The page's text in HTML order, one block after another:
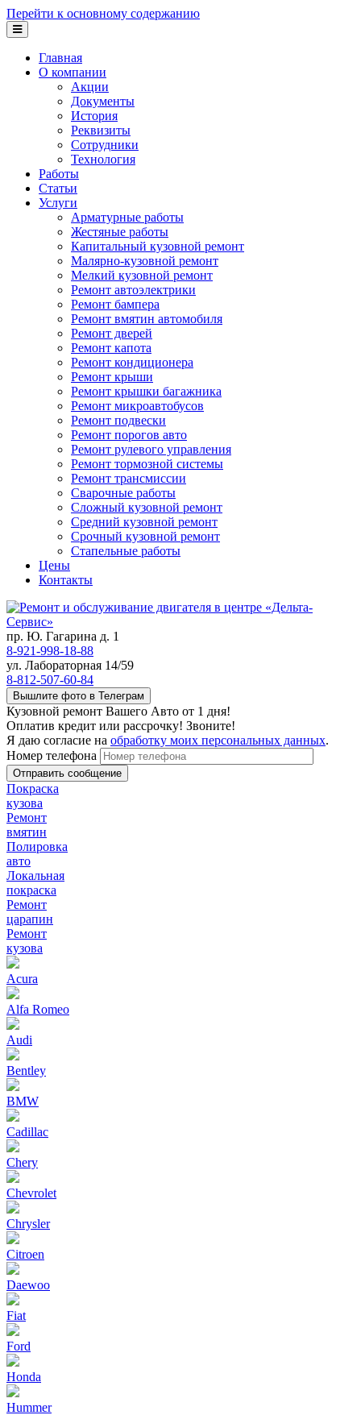
Перейти к основному содержанию
Главная
О компании
Акции
Документы
История
Реквизиты
Сотрудники
Технология
Работы
Статьи
Услуги
Арматурные работы
Жестяные работы
Капитальный кузовной ремонт
Малярно-кузовной ремонт
Мелкий кузовной ремонт
Ремонт автоэлектрики
Ремонт бампера
Ремонт вмятин автомобиля
Ремонт дверей
Ремонт капота
Ремонт кондиционера
Ремонт крыши
Ремонт крышки багажника
Ремонт микроавтобусов
Ремонт подвески
Ремонт порогов авто
Ремонт рулевого управления
Ремонт тормозной системы
Ремонт трансмиссии
Сварочные работы
Сложный кузовной ремонт
Средний кузовной ремонт
Срочный кузовной ремонт
Стапельные работы
Цены
Контакты
пр. Ю. Гагарина д. 1
8-921-998-18-88
ул. Лабораторная 14/59
8-812-507-60-84
Вышлите фото в Телеграм
Кузовной ремонт Вашего Авто от 1 дня!
Оплатив кредит или рассрочку! Звоните!
Я даю согласие на обработку моих персональных данных.
Номер телефона
Покраска
кузова
Ремонт
вмятин
Полировка
авто
Локальная
покраска
Ремонт
царапин
Ремонт
кузова
Acura
Alfa Romeo
Audi
Bentley
BMW
Cadillac
Chery
Chevrolet
Chrysler
Citroen
Daewoo
Fiat
Ford
Honda
Hummer